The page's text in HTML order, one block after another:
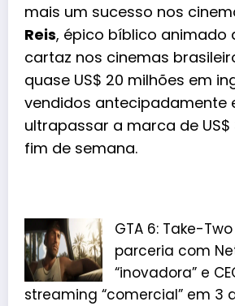
mais um sucesso nos
Reis, épico bíblico animado
cartaz nos cinemas
quase US$ 20 milhões em
vendidos antecipadamente
ultrapassar a marca de US$
fim de semana.
GTA 6: Take-
parceria com
“inovadora” e
streaming “comercial” em 3